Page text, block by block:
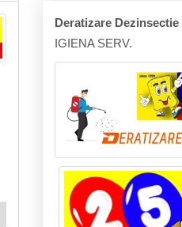
Deratizare Dezinsectie
IGIENA SERV.